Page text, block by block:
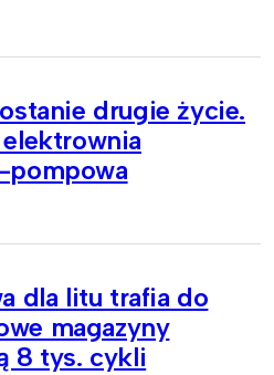
drugie życie.
pompowa
dla litu trafia do
magazyny
8 tys. cykli